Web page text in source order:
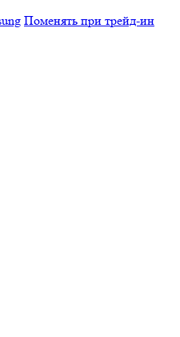
Поменять при трейд-ин